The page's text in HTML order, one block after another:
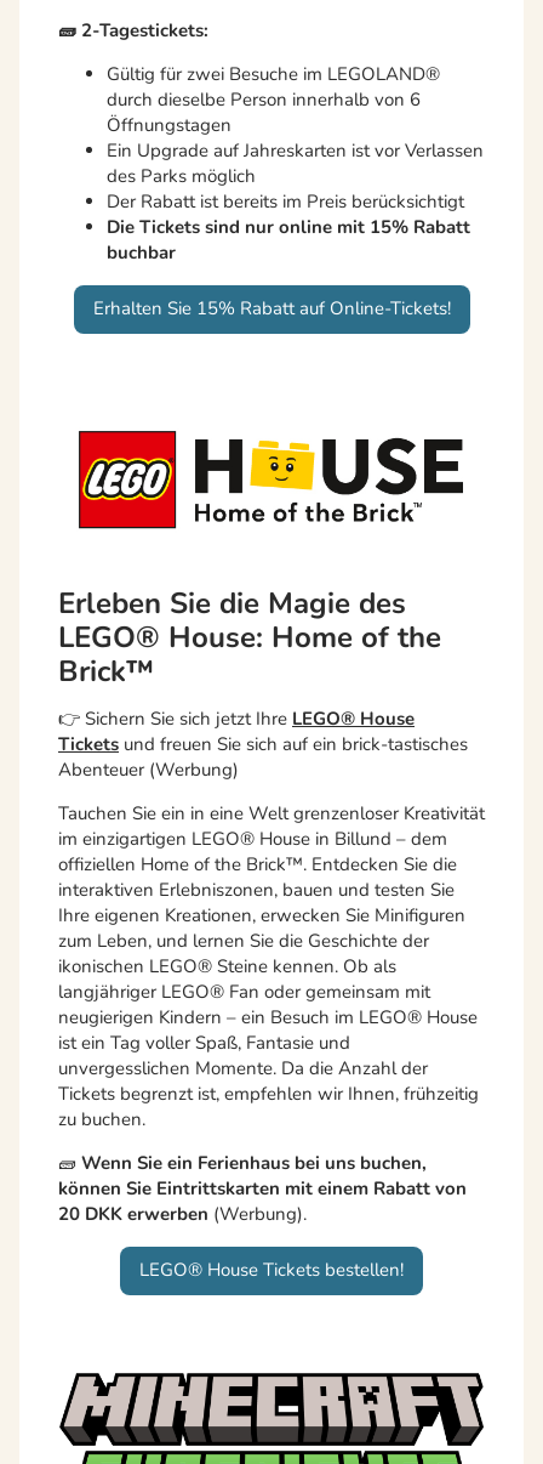
🧱 2-Tagestickets:
Gültig für zwei Besuche im LEGOLAND®
durch dieselbe Person innerhalb von 6
Öffnungstagen
Ein Upgrade auf Jahreskarten ist vor Verlassen
des Parks möglich
Der Rabatt ist bereits im Preis berücksichtigt
Die Tickets sind nur online mit 15% Rabatt
buchbar
Erhalten Sie 15% Rabatt auf Online-Tickets!
Erleben Sie die Magie des
LEGO® House: Home of the
Brick™
👉 Sichern Sie sich jetzt Ihre LEGO® House
Tickets und freuen Sie sich auf ein brick-tastisches
Abenteuer (Werbung)
Tauchen Sie ein in eine Welt grenzenloser Kreativität
im einzigartigen LEGO® House in Billund – dem
offiziellen Home of the Brick™. Entdecken Sie die
interaktiven Erlebniszonen, bauen und testen Sie
Ihre eigenen Kreationen, erwecken Sie Minifiguren
zum Leben, und lernen Sie die Geschichte der
ikonischen LEGO® Steine kennen. Ob als
langjähriger LEGO® Fan oder gemeinsam mit
neugierigen Kindern – ein Besuch im LEGO® House
ist ein Tag voller Spaß, Fantasie und
unvergesslichen Momente. Da die Anzahl der
Tickets begrenzt ist, empfehlen wir Ihnen, frühzeitig
zu buchen.
🧱 Wenn Sie ein Ferienhaus bei uns buchen,
können Sie Eintrittskarten mit einem Rabatt von
20 DKK erwerben (Werbung).
LEGO® House Tickets bestellen!